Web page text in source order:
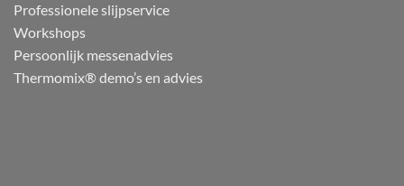
Professionele slijpservice
Workshops
Persoonlijk messenadvies
Thermomix® demo’s en advies